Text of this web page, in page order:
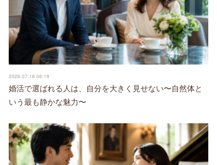
2026.07.18 06:19
婚活で選ばれる人は、自分を大きく見せない〜自然体と
いう最も静かな魅力〜